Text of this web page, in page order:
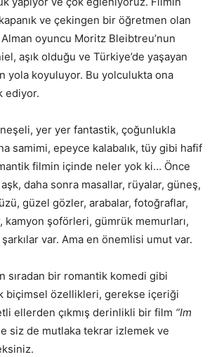
ve çekingen bir öğretmen olan
oyuncu Moritz Bleibtreu’nun
aşık olduğu ve Türkiye’de yaşayan
yola koyuluyor. Bu yolculukta ona
ediyor.
yer yer fantastik, çoğunlukla
samimi, epeyce kalabalık, tüy gibi hafif
filmin içinde neler yok ki… Önce
daha sonra masallar, rüyalar, güneş,
güzel gözler, arabalar, fotoğraflar,
kamyon şoförleri, gümrük memurları,
var. Ama en önemlisi umut var.
sıradan bir romantik komedi gibi
biçimsel özellikleri, gerekse içeriği
ellerden çıkmış derinlikli bir film “Im
siz de mutlaka tekrar izlemek ve